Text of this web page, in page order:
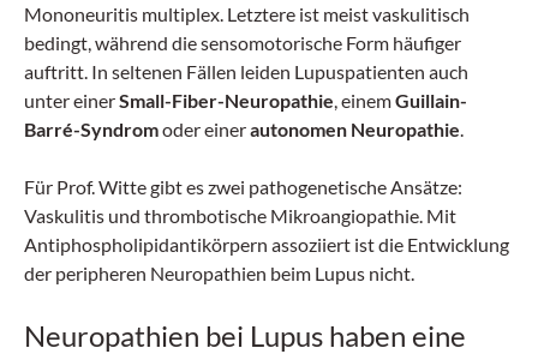
Mononeuritis multiplex. Letztere ist meist vaskulitisch
bedingt, während die sensomotorische Form häufiger
auftritt. In seltenen Fällen leiden Lupuspatienten auch
unter einerSmall-Fiber-Neuropathie , einemGuillain-
Barré-Syndromoder einerautonomen Neuropathie
Für Prof. Witte gibt es zwei pathogenetische Ansätze:
Vaskulitis und thrombotische Mikroangiopathie. Mit
Antiphospholipidantikörpern assoziiert ist die Entwicklung
der peripheren Neuropathien beim Lupus nicht.
Neuropathien bei Lupus haben eine